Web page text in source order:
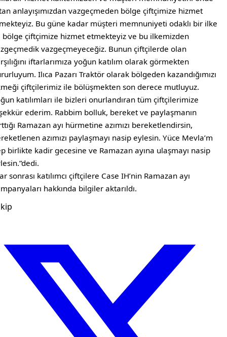
anlayışımızdan vazgeçmeden bölge çiftçimize hizmet
Bu güne kadar müşteri memnuniyeti odaklı bir ilke
bölge çiftçimize hizmet etmekteyiz ve bu ilkemizden
vazgeçmeyeceğiz. Bunun çiftçilerde olan
iftarlarımıza yoğun katılım olarak görmekten
Ilıca Pazarı Traktör olarak bölgeden kazandığımızı
çiftçilerimiz ile bölüşmekten son derece mutluyuz.
katılımları ile bizleri onurlandıran tüm çiftçilerimize
ederim. Rabbim bolluk, bereket ve paylaşmanın
Ramazan ayı hürmetine azımızı bereketlendirsin,
azımızı paylaşmayı nasip eylesin. Yüce Mevla’m
birlikte kadir gecesine ve Ramazan ayına ulaşmayı nasip
sonrası katılımcı çiftçilere Case IH’nin Ramazan ayı
hakkında bilgiler aktarıldı.